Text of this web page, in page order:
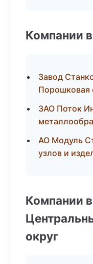
Компании
Завод
Порошковая
ЗАО Поток
АО Модуль
узлов и
Компании
округ